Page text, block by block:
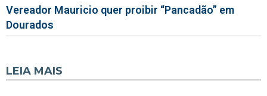
Vereador Mauricio quer proibir “Pancadão” em
Dourados
LEIA MAIS